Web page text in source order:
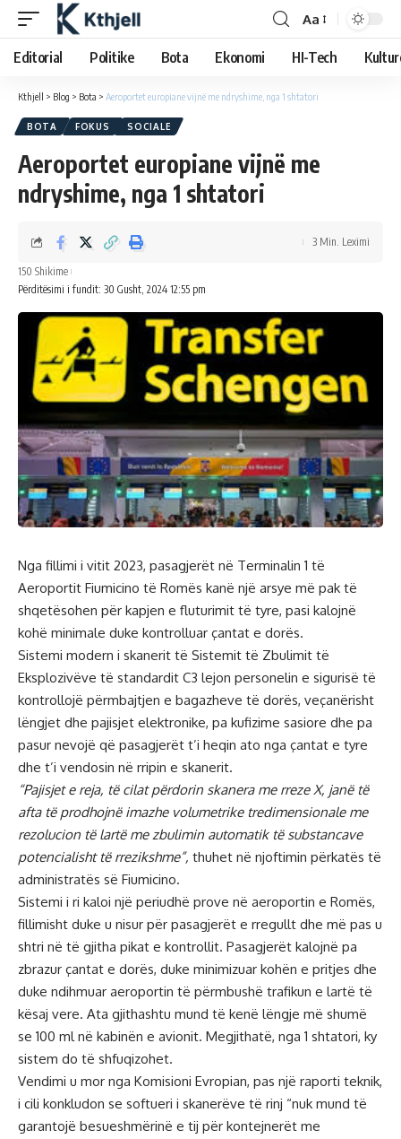
Aa
Editorial Politike Bota Ekonomi HI-Tech
Kthjell > Blog > Bota > Aeroportet europiane vijnë me ndryshime, nga 1 shtatori
BOTA FOKUS SOCIALE
Aeroportet europiane vijnë me
ndryshime, nga 1 shtatori
Përditësimi i fundit: 30 Gusht, 2024 12:55 pm
150 Shikime
3 Min. Leximi
Nga fillimi i vitit 2023, pasagjerët në Terminalin 1 të
Aeroportit Fiumicino të Romës kanë një arsye më pak të
shqetësohen për kapjen e fluturimit të tyre, pasi kalojnë
kohë minimale duke kontrolluar çantat e dorës.
Sistemi modern i skanerit të Sistemit të Zbulimit të
Eksplozivëve të standardit C3 lejon personelin e sigurisë të
kontrollojë përmbajtjen e bagazheve të dorës, veçanërisht
lëngjet dhe pajisjet elektronike, pa kufizime sasiore dhe pa
pasur nevojë që pasagjerët t’i heqin ato nga çantat e tyre
dhe t’i vendosin në rripin e skanerit.
“Pajisjet e reja, të cilat përdorin skanera me rreze X, janë të
afta të prodhojnë imazhe volumetrike tredimensionale me
rezolucion të lartë me zbulimin automatik të substancave
potencialisht të rrezikshme”, thuhet në njoftimin përkatës të
administratës së Fiumicino.
Sistemi i ri kaloi një periudhë prove në aeroportin e Romës,
fillimisht duke u nisur për pasagjerët e rregullt dhe më pas u
shtri në të gjitha pikat e kontrollit. Pasagjerët kalojnë pa
zbrazur çantat e dorës, duke minimizuar kohën e pritjes dhe
duke ndihmuar aeroportin të përmbushë trafikun e lartë të
kësaj vere. Ata gjithashtu mund të kenë lëngje më shumë
se 100 ml në kabinën e avionit. Megjithatë, nga 1 shtatori, ky
sistem do të shfuqizohet.
Vendimi u mor nga Komisioni Evropian, pas një raporti teknik,
i cili konkludon se softueri i skanerëve të rinj “nuk mund të
garantojë besueshmërinë e tij për kontejnerët me